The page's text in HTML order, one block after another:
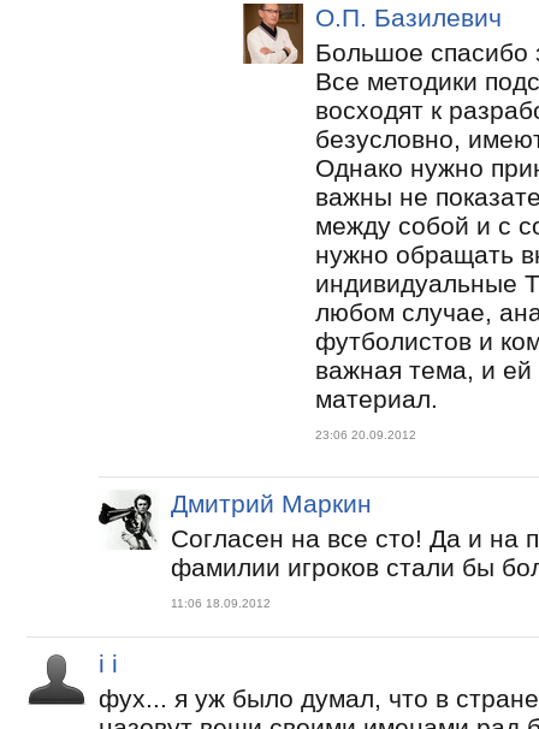
О.П. Базилевич
Большое спасибо
Все методики
восходят к
безусловно,
Однако нужно
важны не
между собой и с
нужно обращать
индивидуальные
любом случае,
футболистов и
важная тема, и
материал.
23:06 20.09.2012
Дмитрий Маркин
Согласен на все сто! Да и на
фамилии игроков стали бы
11:06 18.09.2012
i i
фух... я уж было думал, что в